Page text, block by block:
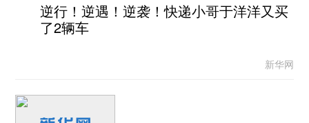
逆行！逆遇！逆袭！快递小哥于洋洋又买
了2辆车
新华网